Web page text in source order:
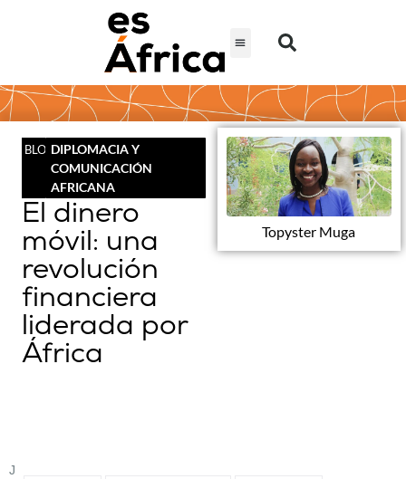
BLOGDIPLOMACIA Y
COMUNICACIÓN
AFRICANA
El dinero
móvil: una
revolución
financiera
liderada por
África
Topyster Muga
J